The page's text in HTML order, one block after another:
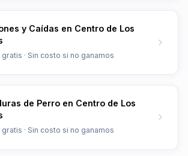
y Caídas en Centro de Los
· Sin costo si no ganamos
de Perro en Centro de Los
· Sin costo si no ganamos